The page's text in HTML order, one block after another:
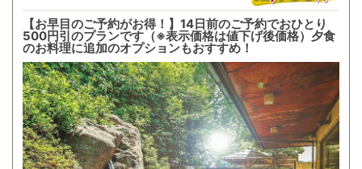
【お早目のご予約がお得！】14日前のご予約でおひとり
500円引のプランです（※表示価格は値下げ後価格）夕食
のお料理に追加のオプションもおすすめ！